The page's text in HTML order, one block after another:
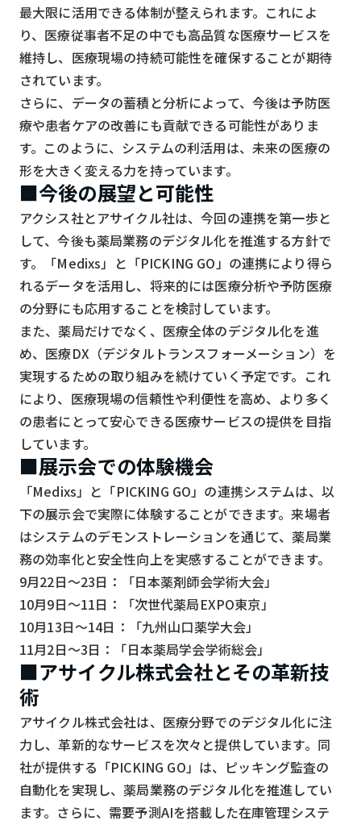
最大限に活用できる体制が整えられます。これによ
り、医療従事者不足の中でも高品質な医療サービスを
維持し、医療現場の持続可能性を確保することが期待
されています。
さらに、データの蓄積と分析によって、今後は予防医
療や患者ケアの改善にも貢献できる可能性がありま
す。このように、システムの利活用は、未来の医療の
形を大きく変える力を持っています。
■今後の展望と可能性
アクシス社とアサイクル社は、今回の連携を第一歩と
して、今後も薬局業務のデジタル化を推進する方針で
す。「Medixs」と「PICKING GO」の連携により得ら
れるデータを活用し、将来的には医療分析や予防医療
の分野にも応用することを検討しています。
また、薬局だけでなく、医療全体のデジタル化を進
め、医療DX（デジタルトランスフォーメーション）を
実現するための取り組みを続けていく予定です。これ
により、医療現場の信頼性や利便性を高め、より多く
の患者にとって安心できる医療サービスの提供を目指
しています。
■展示会での体験機会
「Medixs」と「PICKING GO」の連携システムは、以
下の展示会で実際に体験することができます。来場者
はシステムのデモンストレーションを通じて、薬局業
務の効率化と安全性向上を実感することができます。
9月22日～23日：「日本薬剤師会学術大会」
10月9日～11日：「次世代薬局EXPO東京」
10月13日～14日：「九州山口薬学大会」
11月2日～3日：「日本薬局学会学術総会」
■アサイクル株式会社とその革新技
術
アサイクル株式会社は、医療分野でのデジタル化に注
力し、革新的なサービスを次々と提供しています。同
社が提供する「PICKING GO」は、ピッキング監査の
自動化を実現し、薬局業務のデジタル化を推進してい
ます。さらに、需要予測AIを搭載した在庫管理システ